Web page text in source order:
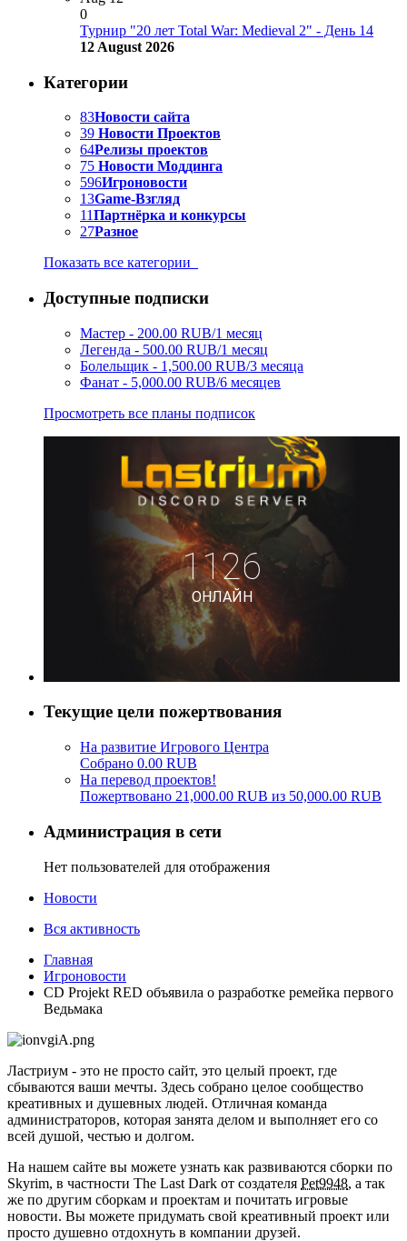
0
Турнир "20 лет Total War: Medieval 2" - День 14
12 August 2026
Категории
83Новости сайта
39 Новости Проектов
64Релизы проектов
75 Новости Моддинга
596Игроновости
13Game-Взгляд
11Партнёрка и конкурсы
27Разное
Показать все категории
Доступные подписки
Мастер - 200.00 RUB/1 месяц
Легенда - 500.00 RUB/1 месяц
Болельщик - 1,500.00 RUB/3 месяца
Фанат - 5,000.00 RUB/6 месяцев
Просмотреть все планы подписок
Текущие цели пожертвования
На развитие Игрового Центра
Собрано 0.00 RUB
На перевод проектов!
Пожертвовано 21,000.00 RUB из 50,000.00 RUB
Администрация в сети
Нет пользователей для отображения
Новости
Вся активность
Главная
Игроновости
CD Projekt RED объявила о разработке ремейка первого
Ведьмака
Ластриум - это не просто сайт, это целый проект, где
сбываются ваши мечты. Здесь собрано целое сообщество
креативных и душевных людей. Отличная команда
администраторов, которая занята делом и выполняет его со
всей душой, честью и долгом.
На нашем сайте вы можете узнать как развиваются сборки по
Skyrim, в частности The Last Dark от создателя Pet9948, а так
же по другим сборкам и проектам и почитать игровые
новости. Вы можете придумать свой креативный проект или
просто душевно отдохнуть в компании друзей.